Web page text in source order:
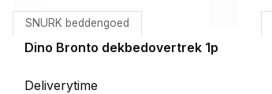
SNURK beddengoed
Dino Bronto dekbedovertrek 1p
Deliverytime